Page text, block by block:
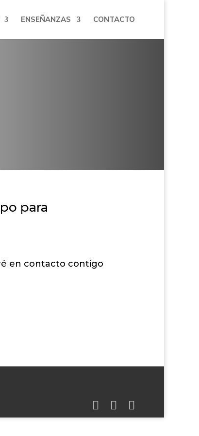
ENSEÑANZAS CONTACTO
para
en contacto contigo